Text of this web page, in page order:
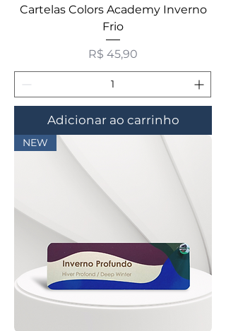
Cartelas Colors Academy Inverno
Frio
Preço
R$ 45,90
Adicionar ao carrinho
NEW